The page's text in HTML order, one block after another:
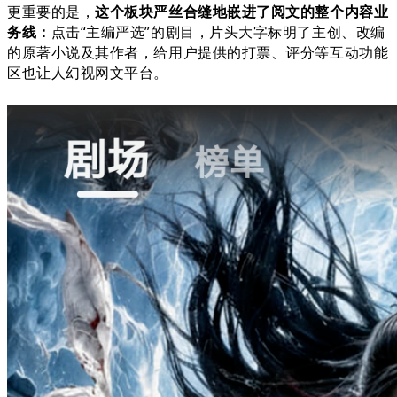
更重要的是，这个板块严丝合缝地嵌进了阅文的整个内容业
务线： 点击“主编严选”的剧目，片头大字标明了主创、改编
的原著小说及其作者，给用户提供的打票、评分等互动功能
区也让人幻视网文平台。